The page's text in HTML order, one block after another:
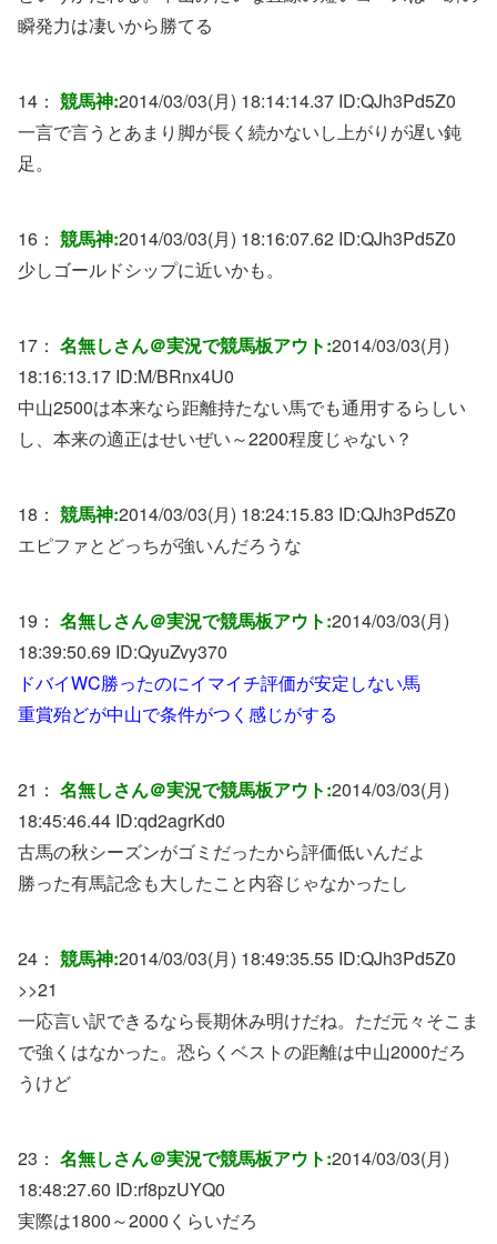
瞬発力は凄いから勝てる
14： 競馬神:2014/03/03(月) 18:14:14.37 ID:QJh3Pd5Z0
一言で言うとあまり脚が長く続かないし上がりが遅い鈍
足。
16： 競馬神:2014/03/03(月) 18:16:07.62 ID:QJh3Pd5Z0
少しゴールドシップに近いかも。
17： 名無しさん＠実況で競馬板アウト:2014/03/03(月)
18:16:13.17 ID:M/BRnx4U0
中山2500は本来なら距離持たない馬でも通用するらしい
し、本来の適正はせいぜい～2200程度じゃない？
18： 競馬神:2014/03/03(月) 18:24:15.83 ID:QJh3Pd5Z0
エピファとどっちが強いんだろうな
19： 名無しさん＠実況で競馬板アウト:2014/03/03(月)
18:39:50.69 ID:QyuZvy370
ドバイWC勝ったのにイマイチ評価が安定しない馬
重賞殆どが中山で条件がつく感じがする
21： 名無しさん＠実況で競馬板アウト:2014/03/03(月)
18:45:46.44 ID:qd2agrKd0
古馬の秋シーズンがゴミだったから評価低いんだよ
勝った有馬記念も大したこと内容じゃなかったし
24： 競馬神:2014/03/03(月) 18:49:35.55 ID:QJh3Pd5Z0
>>21
一応言い訳できるなら長期休み明けだね。ただ元々そこま
で強くはなかった。恐らくベストの距離は中山2000だろ
うけど
23： 名無しさん＠実況で競馬板アウト:2014/03/03(月)
18:48:27.60 ID:rf8pzUYQ0
実際は1800～2000くらいだろ